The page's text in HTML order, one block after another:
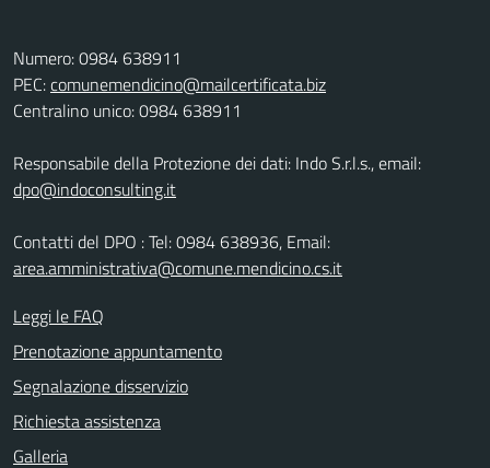
Numero: 0984 638911
PEC:comunemendicino@mailcertificata.biz
Centralino unico: 0984 638911
Responsabile della Protezione dei dati: Indo S.r.l.s., email:
dpo@indoconsulting.it
Contatti del DPO : Tel: 0984 638936, Email:
area.amministrativa@comune.mendicino.cs.it
Leggi le FAQ
Prenotazione appuntamento
Segnalazione disservizio
Richiesta assistenza
Galleria